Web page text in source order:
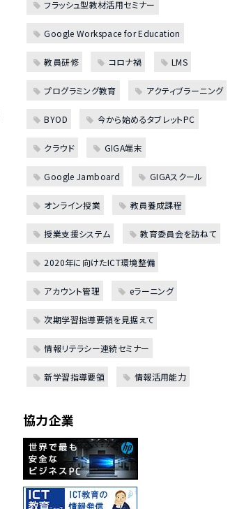
フラッシュ型教材活用セミナー
Google Workspace for Education
教員研修 コロナ禍 LMS
プログラミング教育 アクティブラーニング
BYOD 今から始めるタブレットPC
クラウド GIGA端末
Google Jamboard GIGAスクール
オンライン授業 教員養成課程
授業支援システム 教育委員会を訪ねて
2020年に向けたICT環境整備
アカウント管理 eラーニング
次期学習指導要領を見据えて
情報リテラシー連続セミナー
新学習指導要領 情報活用能力
協力企業